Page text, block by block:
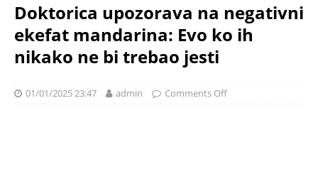
Doktorica upozorava na negativni
ekefat mandarina: Evo ko ih
nikako ne bi trebao jesti
01/01/2025 23:47 admin Comments Off